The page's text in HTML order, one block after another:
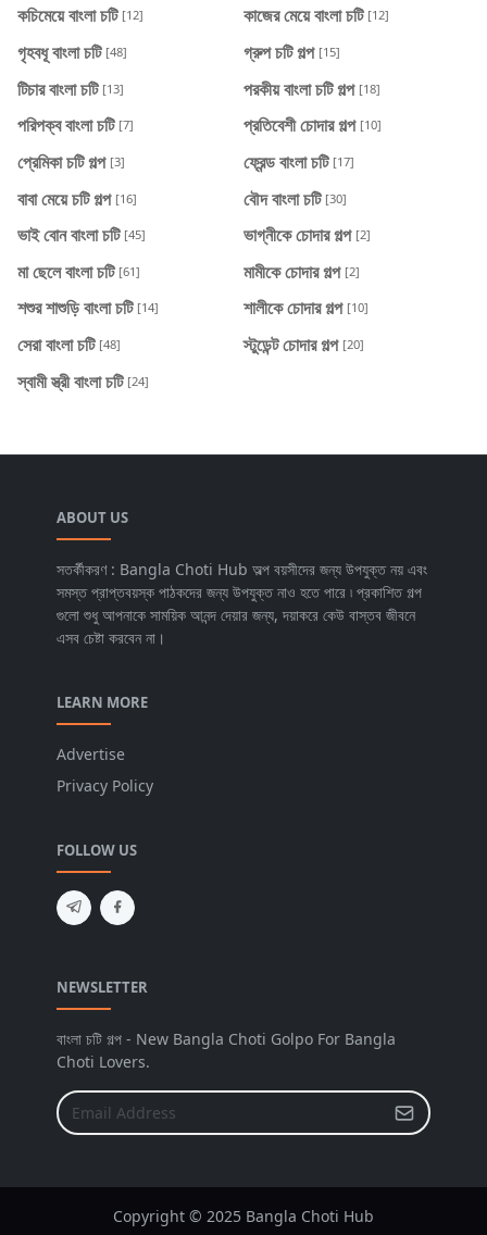
কচিমেয়ে বাংলা চটি [12] কাজের মেয়ে বাংলা চটি [12]
গৃহবধূ বাংলা চটি [48] গ্রুপ চটি গল্প [15]
টিচার বাংলা চটি [13] পরকীয় বাংলা চটি গল্প [18]
পরিপক্ব বাংলা চটি [7] প্রতিবেশী চোদার গল্প [10]
প্রেমিকা চটি গল্প [3] ফ্রেন্ড বাংলা চটি [17]
বাবা মেয়ে চটি গল্প [16] বৌদ বাংলা চটি [30]
ভাই বোন বাংলা চটি [45] ভাগ্নীকে চোদার গল্প [2]
মা ছেলে বাংলা চটি [61] মামীকে চোদার গল্প [2]
শশুর শাশুড়ি বাংলা চটি [14] শালীকে চোদার গল্প [10]
সেরা বাংলা চটি [48] স্টুডেন্ট চোদার গল্প [20]
স্বামী স্ত্রী বাংলা চটি [24]
ABOUT US
সতর্কীকরণ : Bangla Choti Hub অল্প বয়সীদের জন্য উপযুক্ত নয় এবং
সমস্ত প্রাপ্তবয়স্ক পাঠকদের জন্য উপযুক্ত নাও হতে পারে ৷ প্রকাশিত গল্প
গুলো শুধু আপনাকে সাময়িক আনন্দ দেয়ার জন্য, দয়াকরে কেউ বাস্তব জীবনে
এসব চেষ্টা করবেন না।
LEARN MORE
Advertise
Privacy Policy
FOLLOW US
NEWSLETTER
বাংলা চটি গল্প - New Bangla Choti Golpo For Bangla
Choti Lovers.
Copyright © 2025 Bangla Choti Hub